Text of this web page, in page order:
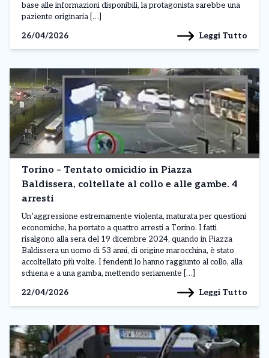
base alle informazioni disponibili, la protagonista sarebbe una
paziente originaria […]
26/04/2026
Leggi Tutto
Torino – Tentato omicidio in Piazza
Baldissera, coltellate al collo e alle gambe. 4
arresti
Un’aggressione estremamente violenta, maturata per questioni
economiche, ha portato a quattro arresti a Torino. I fatti
risalgono alla sera del 19 dicembre 2024, quando in Piazza
Baldissera un uomo di 53 anni, di origine marocchina, è stato
accoltellato più volte. I fendenti lo hanno raggiunto al collo, alla
schiena e a una gamba, mettendo seriamente […]
22/04/2026
Leggi Tutto